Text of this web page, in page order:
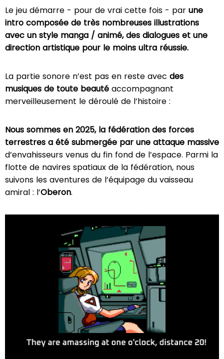
Le jeu démarre - pour de vrai cette fois - par une
intro composée de très nombreuses illustrations
avec un style manga / animé, des dialogues et une
direction artistique pour le moins ultra réussie.
La partie sonore n’est pas en reste avec des
musiques de toute beauté accompagnant
merveilleusement le déroulé de l’histoire :
Nous sommes en 2025, la fédération des forces
terrestres a été submergée par une attaque massive
d’envahisseurs venus du fin fond de l’espace. Parmi la
flotte de navires spatiaux de la fédération, nous
suivons les aventures de l’équipage du vaisseau
amiral : l’Oberon.